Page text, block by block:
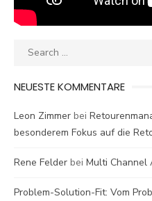
Search
NEUESTE KOMMENTARE
Leon Zimmer bei
besonderem Fokus auf die
Rene Felder bei Multi Channel
Problem-Solution-Fit: Vom